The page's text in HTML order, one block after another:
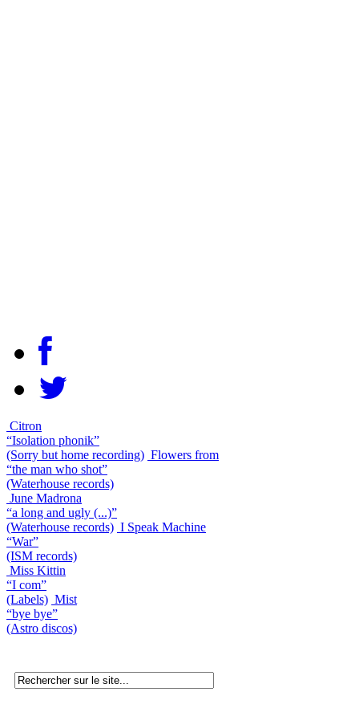
Citron
“Isolation phonik”
(Sorry but home recording) Flowers from
“the man who shot”
(Waterhouse records)
June Madrona
“a long and ugly (...)”
(Waterhouse records) I Speak Machine
“War”
(ISM records)
Miss Kittin
“I com”
(Labels) Mist
“bye bye”
(Astro discos)